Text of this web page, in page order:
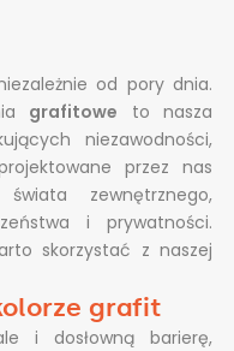
od pory dnia.
grafitowe to nasza
niezawodności,
przez nas
zewnętrznego,
i prywatności.
skorzystać z naszej
grafit
i dosłowną barierę,